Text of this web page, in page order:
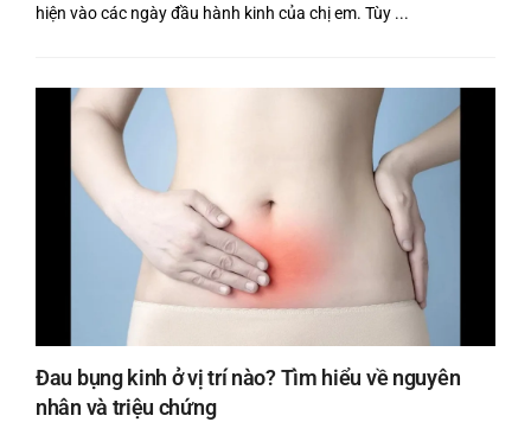
hiện vào các ngày đầu hành kinh của chị em. Tùy ...
Đau bụng kinh ở vị trí nào? Tìm hiểu về nguyên
nhân và triệu chứng